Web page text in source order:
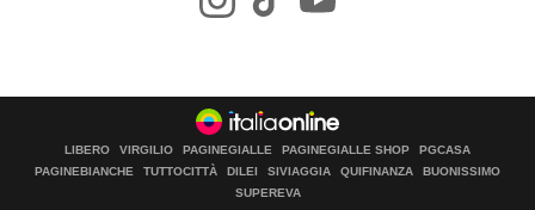
LIBERO VIRGILIO PAGINEGIALLE PAGINEGIALLE SHOP
PGCASA
PAGINEBIANCHE
TUTTOCITTÀ DILEI SIVIAGGIA QUIFINANZA
BUONISSIMO
SUPEREVA